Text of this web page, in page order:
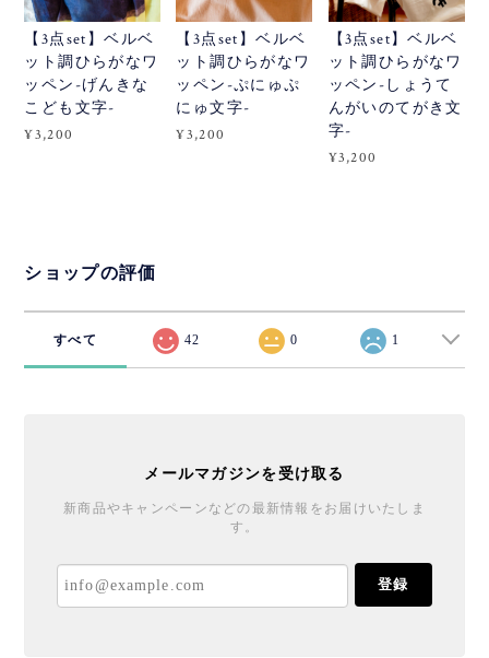
【3点set】ベルベ
ット調ひらがなワ
ッペン-げんきな
こども文字-
¥3,200
【3点set】ベルベ
ット調ひらがなワ
ッペン-ぷにゅぷ
にゅ文字-
¥3,200
【3点set】ベルベ
ット調ひらがなワ
ッペン-しょうて
んがいのてがき文
字-
¥3,200
ショップの評価
すべて 42 0 1
メールマガジンを受け取る
新商品やキャンペーンなどの最新情報をお届けいたしま
す。
登録